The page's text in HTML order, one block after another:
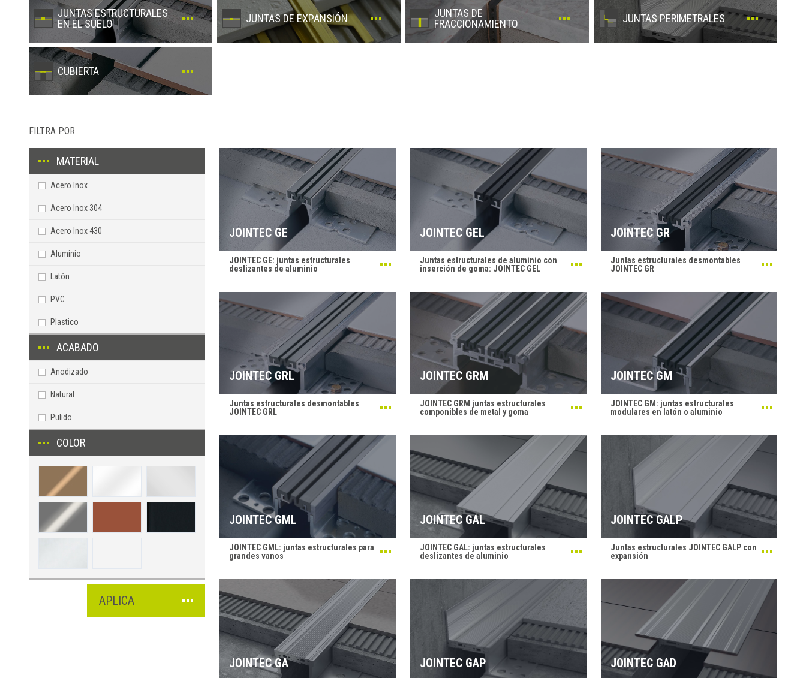
JUNTAS ESTRUCTURALES
EN EL SUELO
JUNTAS DE EXPANSIÓN
JUNTAS DE
FRACCIONAMIENTO
JUNTAS PERIMETRALES
CUBIERTA
FILTRA POR
MATERIAL
Acero Inox
Acero Inox 304
Acero Inox 430
Aluminio
Latón
PVC
Plastico
ACABADO
Anodizado
Natural
Pulido
COLOR
APLICA
JOINTEC GE
JOINTEC GE: juntas estructurales
deslizantes de aluminio
JOINTEC GEL
Juntas estructurales de aluminio con
inserción de goma: JOINTEC GEL
JOINTEC GR
Juntas estructurales desmontables
JOINTEC GR
JOINTEC GRL
Juntas estructurales desmontables
JOINTEC GRL
JOINTEC GRM
JOINTEC GRM juntas estructurales
componibles de metal y goma
JOINTEC GM
JOINTEC GM: juntas estructurales
modulares en latón o aluminio
JOINTEC GML
JOINTEC GML: juntas estructurales para
grandes vanos
JOINTEC GAL
JOINTEC GAL: juntas estructurales
deslizantes de aluminio
JOINTEC GALP
Juntas estructurales JOINTEC GALP con
expansión
JOINTEC GA JOINTEC GAP JOINTEC GAD